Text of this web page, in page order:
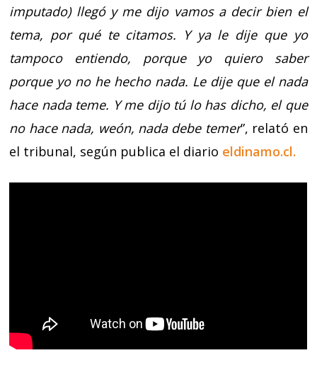
imputado) llegó y me dijo vamos a decir bien el
tema, por qué te citamos. Y ya le dije que yo
tampoco entiendo, porque yo quiero saber
porque yo no he hecho nada. Le dije que el nada
hace nada teme. Y me dijo tú lo has dicho, el que
no hace nada, weón, nada debe temer”, relató en
el tribunal, según publica el diario eldinamo.cl.